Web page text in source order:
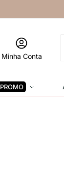
Minha Conta
PROMO